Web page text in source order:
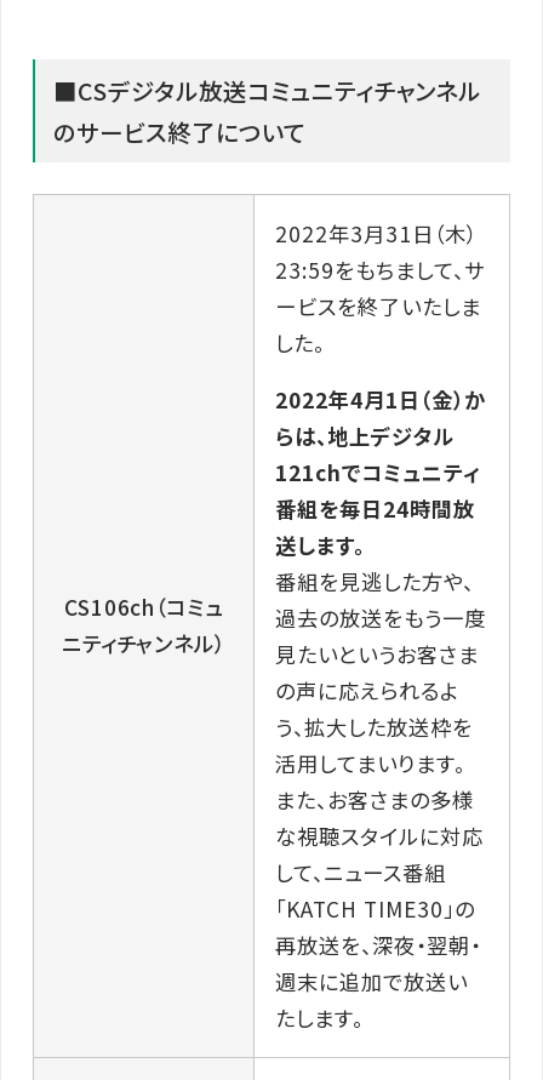
■CSデジタル放送コミュニティチャンネル
のサービス終了について
CS106ch（コミュ
ニティチャンネル）
2022年3月31日（木）
23:59をもちまして、サ
ービスを終了いたしま
した。
2022年4月1日（金）か
らは、地上デジタル
121chでコミュニティ
番組を毎日24時間放
送します。
番組を見逃した方や、
過去の放送をもう一度
見たいというお客さま
の声に応えられるよ
う、拡大した放送枠を
活用してまいります。
また、お客さまの多様
な視聴スタイルに対応
して、ニュース番組
「KATCH TIME30」の
再放送を、深夜・翌朝・
週末に追加で放送い
たします。